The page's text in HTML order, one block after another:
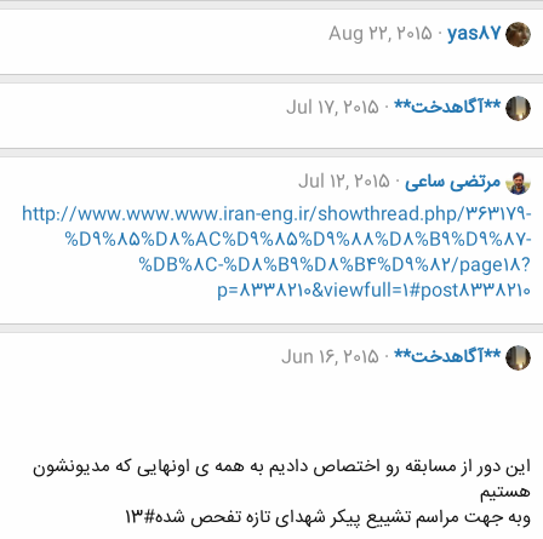
yas87
Aug 22, 2015
**آگاهدخت** Jul 17, 2015
مرتضی ساعی Jul 12, 2015
http://www.www.www.iran-eng.ir/showthread.php/363179-
%D9%85%D8%AC%D9%85%D9%88%D8%B9%D9%87-
%DB%8C-%D8%B9%D8%B4%D9%82/page18?
p=8338210&viewfull=1#post8338210
**آگاهدخت** Jun 16, 2015
این دور از مسابقه رو اختصاص دادیم به همه ی اونهایی که مدیونشون
هستیم
وبه جهت مراسم تشییع پیکر شهدای تازه تفحص شده#13